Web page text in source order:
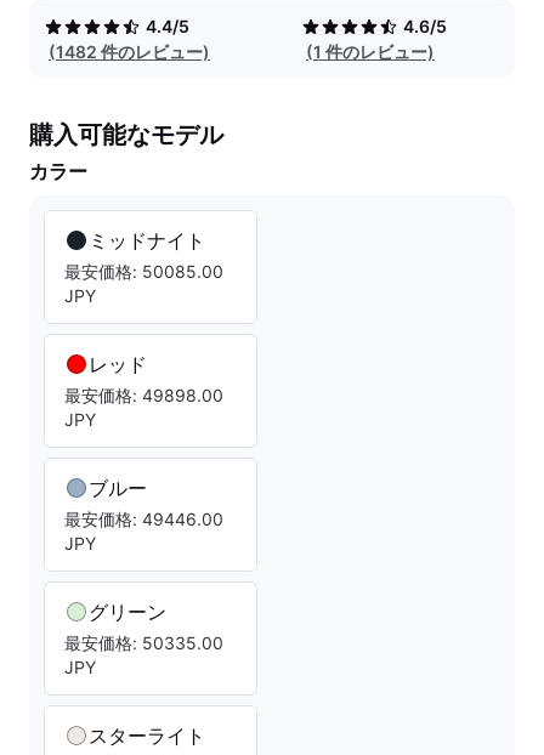
4.4/5
(1482 件のレビュー)
4.6/5
(1 件のレビュー)
購入可能なモデル
カラー
ミッドナイト
最安価格: 50085.00
JPY
レッド
最安価格: 49898.00
JPY
ブルー
最安価格: 49446.00
JPY
グリーン
最安価格: 50335.00
JPY
スターライト